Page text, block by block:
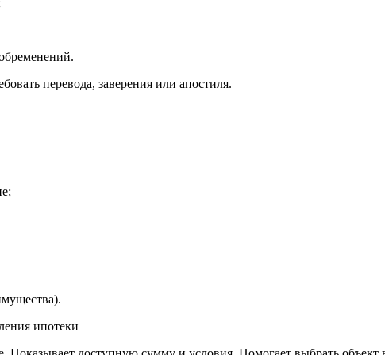
перевода, заверения или апостиля.
ипотеки